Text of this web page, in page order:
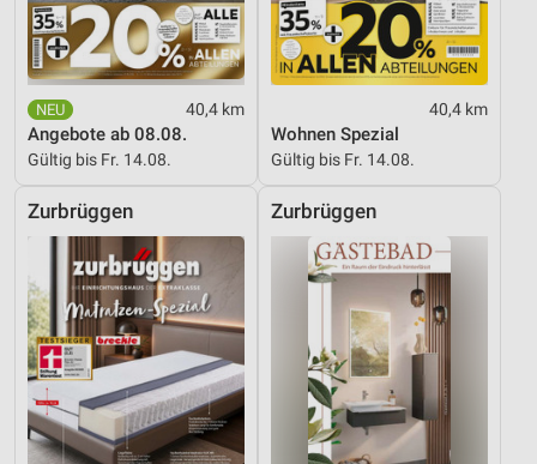
40,4 km
Angebote ab 08.08.
Gültig bis Fr. 14.08.
40,4 km
Wohnen Spezial
Gültig bis Fr. 14.08.
Zurbrüggen Zurbrüggen